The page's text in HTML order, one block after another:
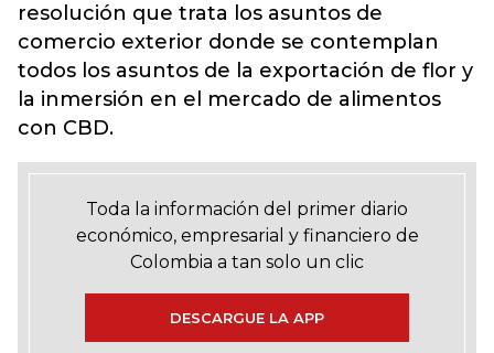
resolución que trata los asuntos de
comercio exterior donde se contemplan
todos los asuntos de la exportación de flor y
la inmersión en el mercado de alimentos
con CBD.
Toda la información del primer diario
económico, empresarial y financiero de
Colombia a tan solo un clic
DESCARGUE LA APP